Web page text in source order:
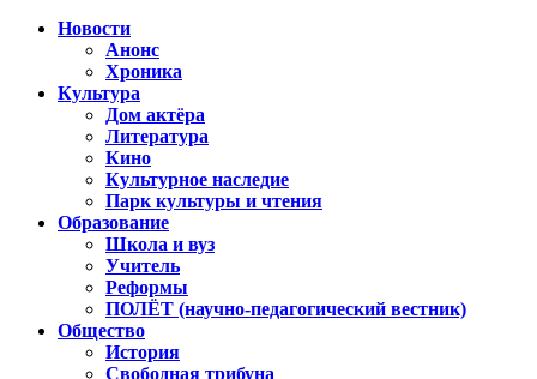
Новости
Анонс
Хроника
Культура
Дом актёра
Литература
Кино
Культурное наследие
Парк культуры и чтения
Образование
Школа и вуз
Учитель
Реформы
ПОЛЁТ (научно-педагогический вестник)
Общество
История
Свободная трибуна